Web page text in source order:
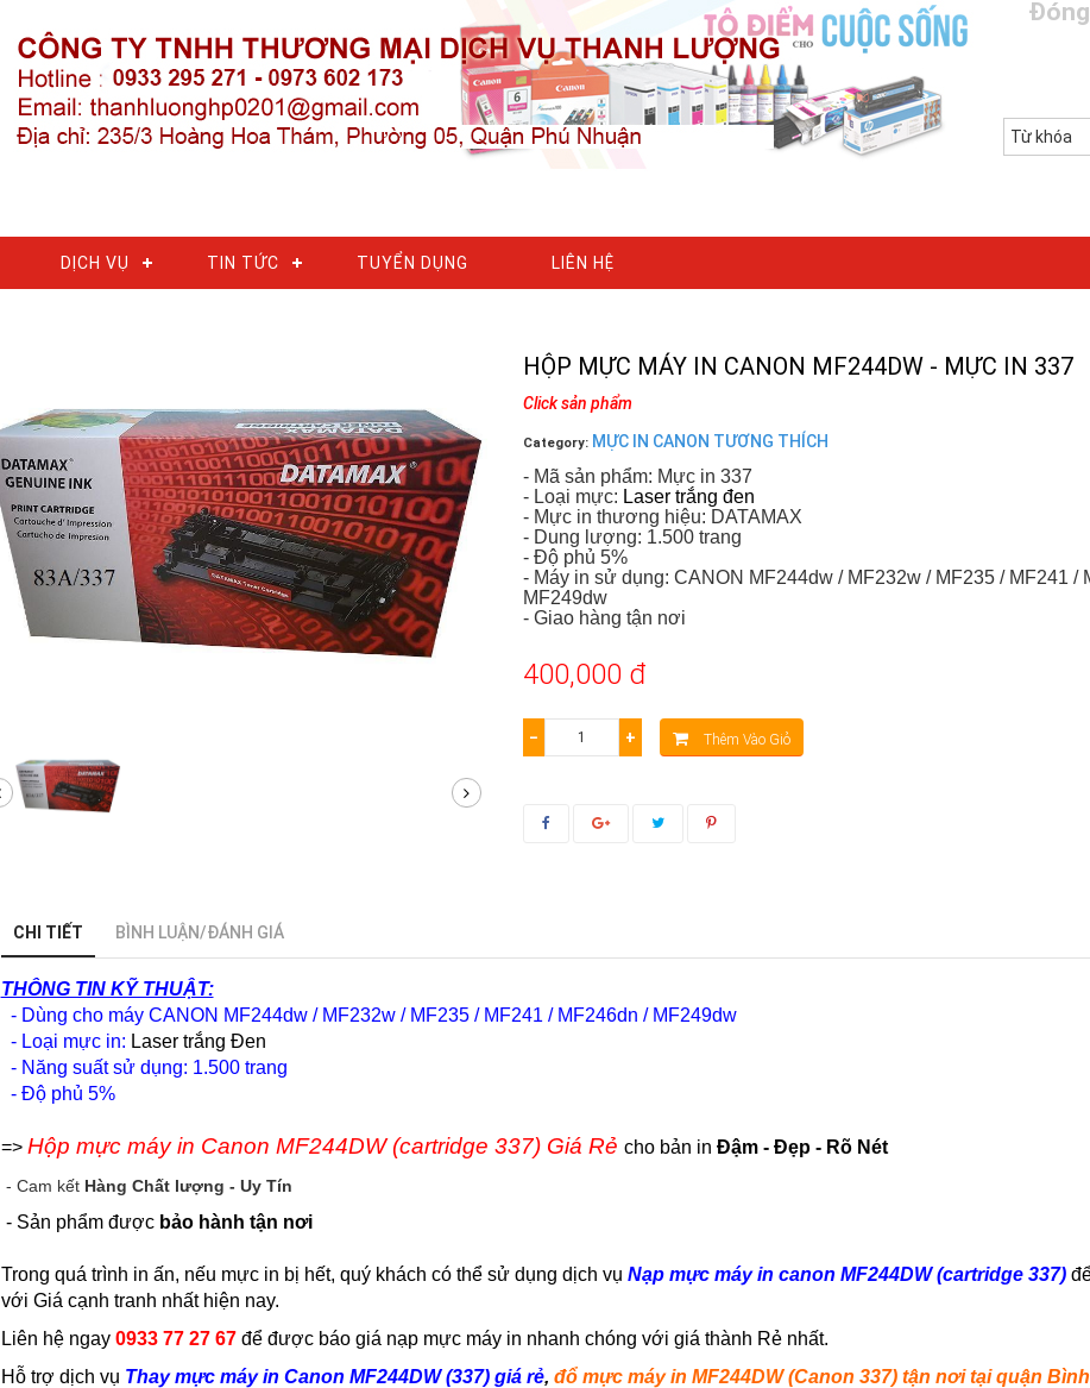
Đóng
DỊCH VỤ TIN TỨC TUYỂN DỤNG LIÊN HỆ
HỘP MỰC MÁY IN CANON MF244DW - MỰC IN 337
Click sản phẩm
Category: MỰC IN CANON TƯƠNG THÍCH
- Mã sản phẩm: Mực in 337
- Loại mực: Laser trắng đen
- Mực in thương hiệu: DATAMAX
- Dung lượng: 1.500 trang
- Độ phủ 5%
- Máy in sử dụng: CANON MF244dw / MF232w / MF235 / MF241 /
MF249dw
- Giao hàng tận nơi
400,000 đ
− + Thêm Vào Giỏ
CHI TIẾT BÌNH LUẬN/ĐÁNH GIÁ
THÔNG TIN KỸ THUẬT:
- Dùng cho máy CANON MF244dw / MF232w / MF235 / MF241 / MF246dn / MF249dw
- Loại mực in: Laser trắng Đen
- Năng suất sử dụng: 1.500 trang
- Độ phủ 5%
=> Hộp mực máy in Canon MF244DW (cartridge 337) Giá Rẻ cho bản in Đậm - Đẹp - Rõ Nét
- Cam kết Hàng Chất lượng - Uy Tín
- Sản phẩm được bảo hành tận nơi
Trong quá trình in ấn, nếu mực in bị hết, quý khách có thể sử dụng dịch vụ Nạpmực máy in canon MF244DW (cartridge 337)
với Giá cạnh tranh nhất hiện nay.
Liên hệ ngay 0933 77 27 67 để được báo giá nạp mực máy in nhanh chóng với giá thành Rẻ nhất.
Hỗ trợ dịch vụ Thaymực máy in Canon MF244DW (337) giá rẻ, đổ mực máy in MF244DW (Canon 337) tận nơi tại quận